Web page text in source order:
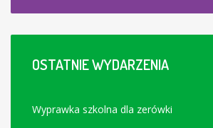
OSTATNIEWYDARZENIA
Wyprawka szkolna dla zerówki